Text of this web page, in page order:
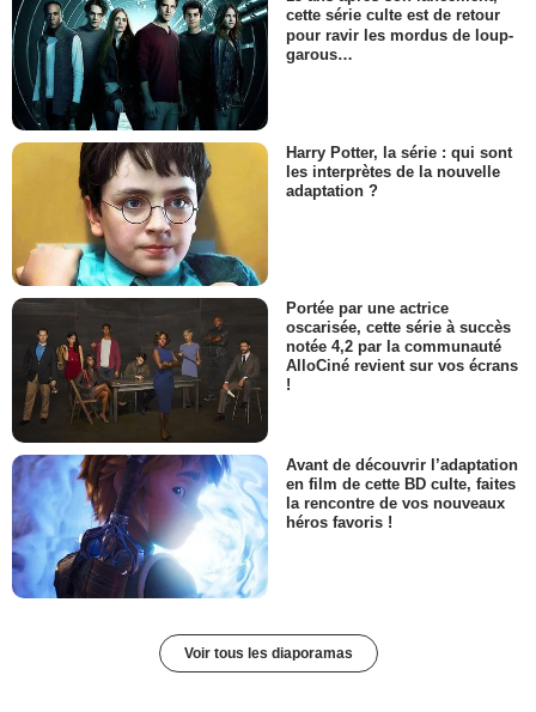
cette série culte est de retour
pour ravir les mordus de loup-
garous…
Harry Potter, la série : qui sont
les interprètes de la nouvelle
adaptation ?
Portée par une actrice
oscarisée, cette série à succès
notée 4,2 par la communauté
AlloCiné revient sur vos écrans
!
Avant de découvrir l’adaptation
en film de cette BD culte, faites
la rencontre de vos nouveaux
héros favoris !
Voir tous les diaporamas